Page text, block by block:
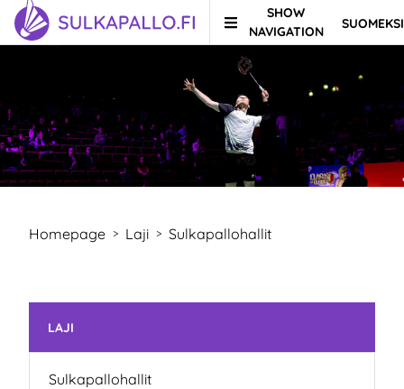
Skip to content
TO HOMEPAGE
SHOW
NAVIGATION
SUOMEKSI
Homepage > Laji > Sulkapallohallit
Skip subnavigation
LAJI
Sulkapallohallit